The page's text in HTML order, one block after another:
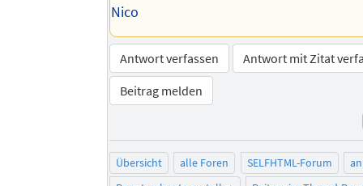
Nico
Antwort verfassen
Antwort mit Zitat
Beitrag melden
Übersicht alle Foren SELFHTML-Forum